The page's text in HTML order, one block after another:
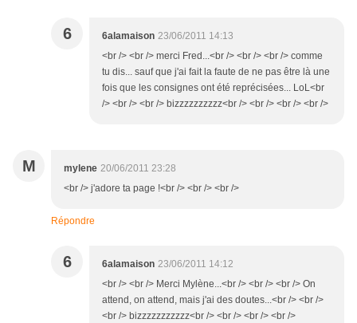
6 6alamaison 23/06/2011 14:13
<br /> <br /> merci Fred...<br /> <br /> <br /> comme
tu dis... sauf que j'ai fait la faute de ne pas être là une
fois que les consignes ont été reprécisées... LoL<br
/> <br /> <br /> bizzzzzzzzzz<br /> <br /> <br /> <br />
M mylene 20/06/2011 23:28
<br /> j'adore ta page !<br /> <br /> <br />
Répondre
6 6alamaison 23/06/2011 14:12
<br /> <br /> Merci Mylène...<br /> <br /> <br /> On
attend, on attend, mais j'ai des doutes...<br /> <br />
<br /> bizzzzzzzzzzz<br /> <br /> <br /> <br />